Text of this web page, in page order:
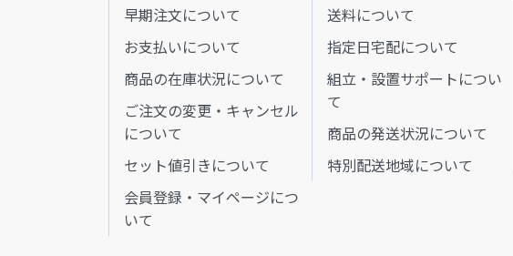
早期注文について
お支払いについて
商品の在庫状況について
ご注文の変更・キャンセル
について
セット値引きについて
会員登録・マイページにつ
いて
送料について
指定日宅配について
組立・設置サポートについ
て
商品の発送状況について
特別配送地域について